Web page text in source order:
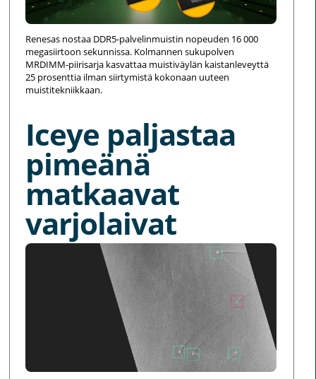
Renesas nostaa DDR5-palvelinmuistin nopeuden 16 000
megasiirtoon sekunnissa. Kolmannen sukupolven
MRDIMM-piirisarja kasvattaa muistiväylän kaistanleveyttä
25 prosenttia ilman siirtymistä kokonaan uuteen
muistitekniikkaan.
Iceye paljastaa
pimeänä
matkaavat
varjolaivat